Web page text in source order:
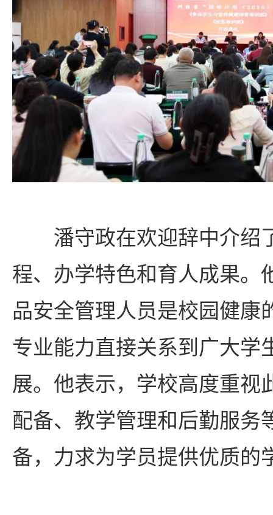
潘守政在欢迎辞中介绍
程、办学特色和育人成果。
品安全管理人员是校园健康
专业能力直接关系到广大学
展。他表示，学校高度重视
配备、教学管理和后勤服务
备，力求为学员提供优质的